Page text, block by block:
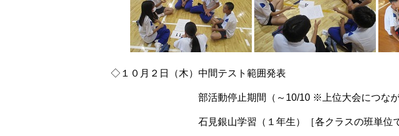
◇１０月２日（木）中間テスト範囲発表
部活動停止期間（～10/10 ※上位大会につながる大
石見銀山学習（１年生）［各クラスの班単位で活